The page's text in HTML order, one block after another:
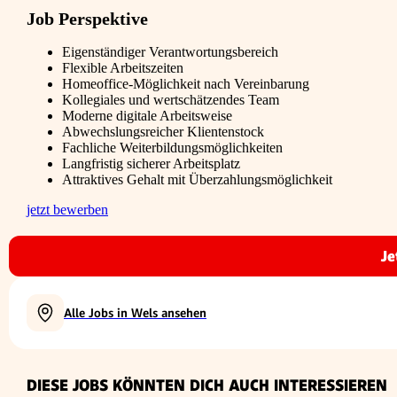
Job Perspektive
Eigenständiger Verantwortungsbereich
Flexible Arbeitszeiten
Homeoffice-Möglichkeit nach Vereinbarung
Kollegiales und wertschätzendes Team
Moderne digitale Arbeitsweise
Abwechslungsreicher Klientenstock
Fachliche Weiterbildungsmöglichkeiten
Langfristig sicherer Arbeitsplatz
Attraktives Gehalt mit Überzahlungsmöglichkeit
jetzt bewerben
Alle Jobs in Wels ansehen
DIESE JOBS KÖNNTEN DICH AUCH INTERESSIEREN